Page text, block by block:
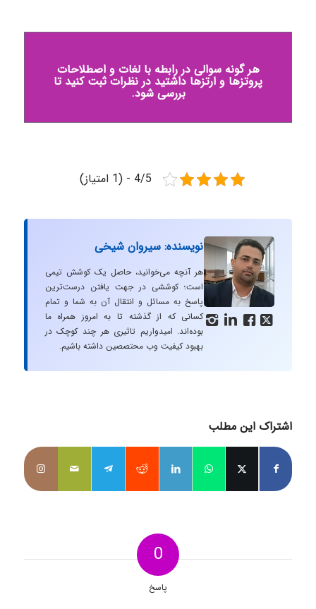
هر گونه سوالی در رابطه با لغات و اصطلاحات
پروتزها و ارتزها داشتید در نظرات ثبت کنید تا
بررسی شود.
4/5 - (1 امتیاز)
   
نویسنده: سیروان شیخی
هر آنچه می‌خوانید، حاصل یک کوشش تیمی
است؛ کوششی در جهت یافتن درست‌ترین
پاسخ به مسائل و انتقال آن به شما و تمام
کسانی که از گذشته تا به امروز همراه ما
بوده‌اند. امیدواریم تاثیری هر چند کوچک در
بهبود کیفیت وب محتصصین داشته باشیم.
اشتراک این مطلب
0
پاسخ